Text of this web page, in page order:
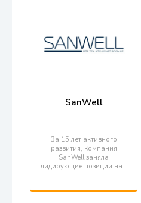
SanWell
За 15 лет активного
развития, компания
SanWell заняла
лидирующие позиции на…